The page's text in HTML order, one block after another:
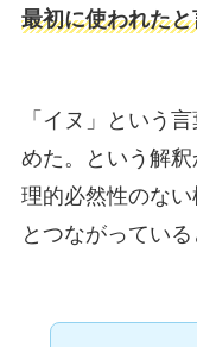
最初に使われた
「イヌ」という
めた。という解
理的必然性のない
とつながっている